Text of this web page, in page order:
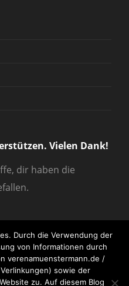
Vielen Dank!
dir haben die
Durch die Verwendung der
von Informationen durch
verenamuenstermann.de /
sowie der
zu. Auf diesem Blog